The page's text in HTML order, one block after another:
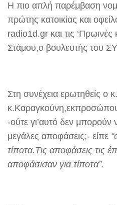
Η πιο απλή παρέμβαση
πρώτης κατοικίας και
radio1d.gr και τις
Στάμου,ο βουλευτής του
Στη συνέχεια ερωτηθείς ο
-ούτε γι’αυτό δεν
μεγάλες αποφάσεις;- είπε
τίποτα.Τις αποφάσεις τις
αποφάσισαν για τίποτα”.